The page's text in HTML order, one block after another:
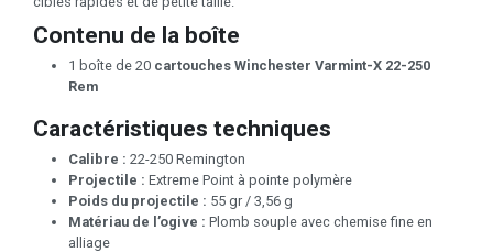
Contenu de la boîte
1 boîte de 20 cartouches Winchester Varmint-X 22-250
Rem
Caractéristiques techniques
Calibre : 22-250 Remington
Projectile : Extreme Point à pointe polymère
Poids du projectile : 55 gr / 3,56 g
Matériau de l’ogive : Plomb souple avec chemise fine en
alliage